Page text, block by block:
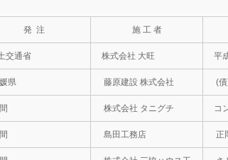
発 注 施 工 者
交通省 株式会社 大旺 平
県 藤原建設 株式会社 (
株式会社 タニグチ コ
島田工務店 正